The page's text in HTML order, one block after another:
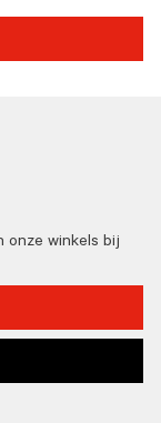
onze winkels bij